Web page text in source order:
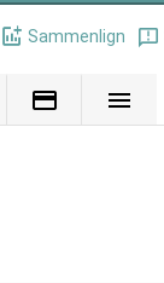
Sammenlign